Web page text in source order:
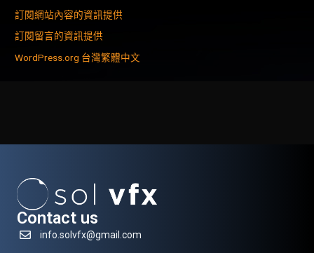
訂閱網站內容的資訊提供
訂閱留言的資訊提供
WordPress.org 台灣繁體中文
Contact us
info.solvfx@gmail.com